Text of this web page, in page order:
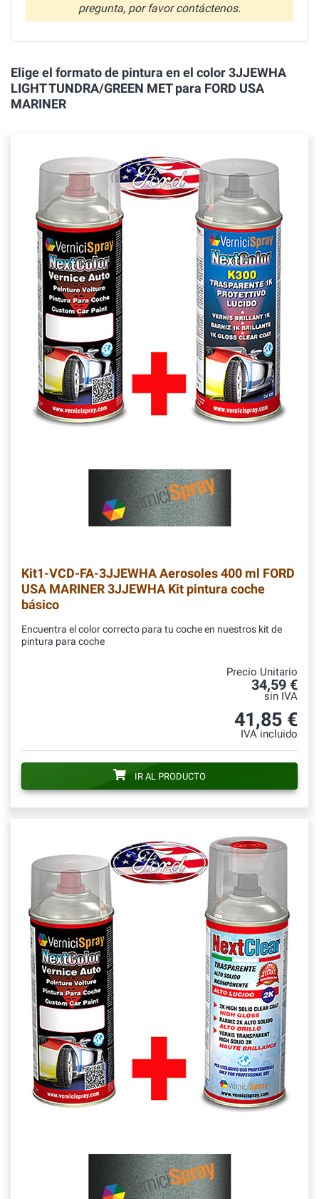
pregunta, por favor contáctenos.
Elige el formato de pintura en el color 3JJEWHA
LIGHT TUNDRA/GREEN MET para FORD USA
MARINER
Kit1-VCD-FA-3JJEWHAAerosoles 400 ml FORD
USA MARINER 3JJEWHA Kit pintura coche
básico
Encuentra el color correcto para tu coche en nuestros kit de
pintura para coche
Precio Unitario
34,59 €
sin IVA
41,85 €
IVA incluido
IR AL PRODUCTO